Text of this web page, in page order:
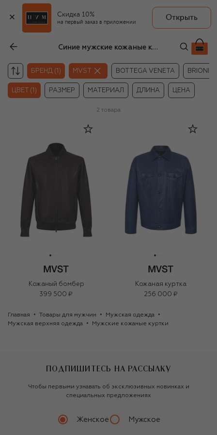
Скидка 10%
на первый заказ в приложении
Открыть
Синие мужские кожаные куртки MVST
БРЕНД (1) MVST BOTTEGA VENETA BRIONI
ЦВЕТ (1) РАЗМЕР МАТЕРИАЛ ДЛИНА ЦЕНА
2 товара
Кожаный бомбер
399 500 ₽
Кожаная куртка
256 000 ₽
Главная Товары для мужчин
Мужская одежда
Мужская верхняя одежда
Мужские кожаные куртки
ПОДПИШИТЕСЬ НА РАССЫЛКУ
Чтобы первыми узнавать об эксклюзивных новинках и
специальных предложениях
Женское Мужское